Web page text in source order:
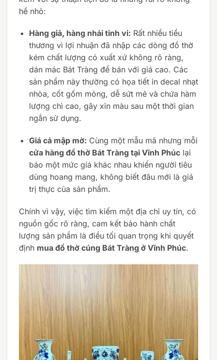
hề nhỏ:
Hàng giả, hàng nhái tinh vi: Rất nhiều tiểu
thương vì lợi nhuận đã nhập các dòng đồ thờ
kém chất lượng có xuất xứ không rõ ràng,
dán mác Bát Tràng để bán với giá cao. Các
sản phẩm này thường có họa tiết in decal nhạt
nhòa, cốt gốm mỏng, dễ sứt mẻ và chứa hàm
lượng chì cao, gây xỉn màu sau một thời gian
ngắn sử dụng.
Giá cả mập mờ: Cùng một mẫu mã nhưng mỗi
cửa hàng đồ thờ Bát Tràng tại Vĩnh Phúclại
báo một mức giá khác nhau khiến người tiêu
dùng hoang mang, không biết đâu mới là giá
trị thực của sản phẩm.
Chính vì vậy, việc tìm kiếm một địa chỉ uy tín, có
nguồn gốc rõ ràng, cam kết bảo hành chất
lượng sản phẩm là điều tối quan trọng khi quyết
định mua đồ thờ cúng Bát Tràng ở Vĩnh Phúc.